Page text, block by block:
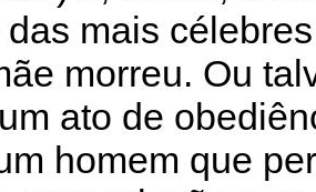
mais
morreu. Ou
ato de
homem que